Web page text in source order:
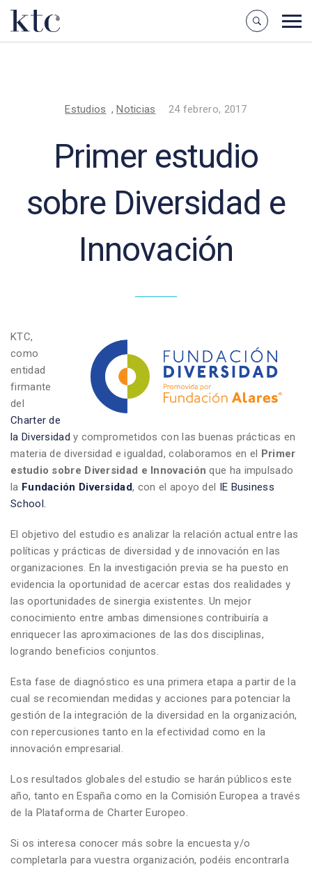
Estudios ,Noticias 24 febrero, 2017
Primer estudio
sobre Diversidad e
Innovación
KTC,
como
entidad
firmante
del
Charter de
la Diversidad y comprometidos con las buenas prácticas en
materia de diversidad e igualdad, colaboramos en el Primer
estudio sobre Diversidad e Innovación que ha impulsado
la Fundación Diversidad, con el apoyo del IE Business
School.
El objetivo del estudio es analizar la relación actual entre las
políticas y prácticas de diversidad y de innovación en las
organizaciones. En la investigación previa se ha puesto en
evidencia la oportunidad de acercar estas dos realidades y
las oportunidades de sinergia existentes. Un mejor
conocimiento entre ambas dimensiones contribuiría a
enriquecer las aproximaciones de las dos disciplinas,
logrando beneficios conjuntos.
Esta fase de diagnóstico es una primera etapa a partir de la
cual se recomiendan medidas y acciones para potenciar la
gestión de la integración de la diversidad en la organización,
con repercusiones tanto en la efectividad como en la
innovación empresarial.
Los resultados globales del estudio se harán públicos este
año, tanto en España como en la Comisión Europea a través
de la Plataforma de Charter Europeo.
Si os interesa conocer más sobre la encuesta y/o
completarla para vuestra organización, podéis encontrarla